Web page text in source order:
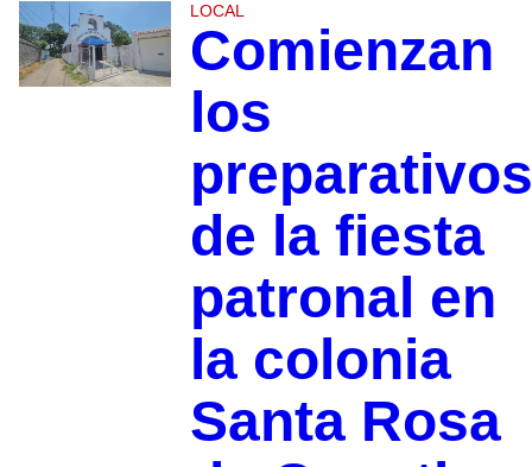
LOCAL
Comienzan
los
preparativos
de la fiesta
patronal en
la colonia
Santa Rosa